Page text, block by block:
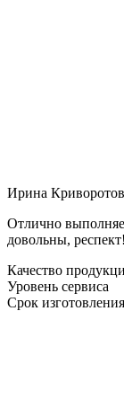
Ирина
Отлично
довольны,
Качество
Уровень сервиса
Срок изготовления